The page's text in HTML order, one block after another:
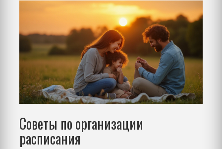
Советы по организации
расписания